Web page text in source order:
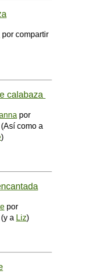
por compartir
calabaza
por
como a
)
por
a Liz)